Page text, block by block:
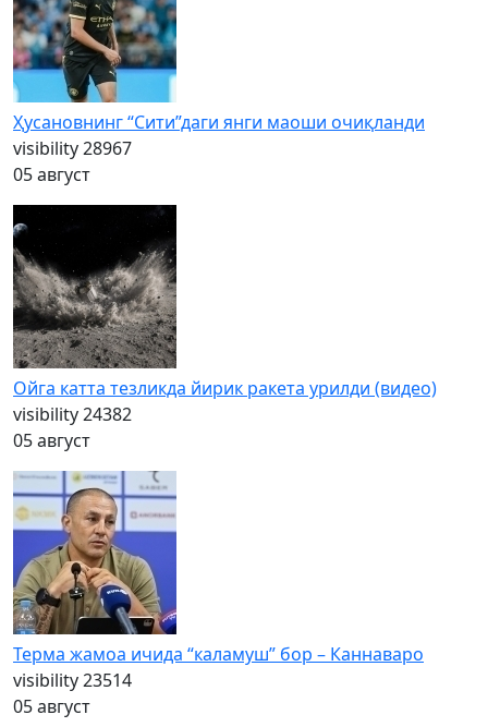
Ҳусановнинг “Сити”даги янги маоши очиқланди
visibility28967
05 август
Ойга катта тезликда йирик ракета урилди (видео)
visibility24382
05 август
Терма жамоа ичида “каламуш” бор – Каннаваро
visibility23514
05 август